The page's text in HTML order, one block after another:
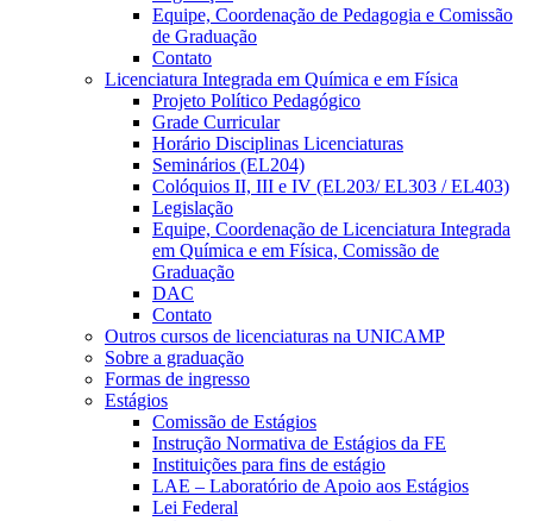
Equipe, Coordenação de Pedagogia e Comissão
de Graduação
Contato
Licenciatura Integrada em Química e em Física
Projeto Político Pedagógico
Grade Curricular
Horário Disciplinas Licenciaturas
Seminários (EL204)
Colóquios II, III e IV (EL203/ EL303 / EL403)
Legislação
Equipe, Coordenação de Licenciatura Integrada
em Química e em Física, Comissão de
Graduação
DAC
Contato
Outros cursos de licenciaturas na UNICAMP
Sobre a graduação
Formas de ingresso
Estágios
Comissão de Estágios
Instrução Normativa de Estágios da FE
Instituições para fins de estágio
LAE – Laboratório de Apoio aos Estágios
Lei Federal